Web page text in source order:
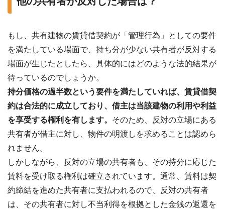
もし、共有建物の賃貸借契約が「管理行為」としての要件
を満たしている場面で、持ち分が少ない共有者が反対する
場面が生じたとしたら、具体的にはどのような法的結果が
待っているのでしょうか。
持分価格の過半数という要件を満たしていれば、賃貸借契
約は合法的に成立しており、借主は当該建物の利用や利益
を享受する権利を有します。 そのため、反対の立場にある
共有者が借主に対し、物件の明渡しを求めることは認めら
れません。
しかしながら、反対の立場の共有者も、その持分に応じた
賃料を受け取る権利は確立されています。通常、賃料は契
約締結を進めた共有者に支払われるので、反対の共有者
は、その共有者に対し不当利得を根拠とした金銭の返還を